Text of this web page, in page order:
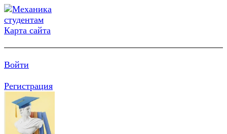
Карта сайта
Войти
Регистрация